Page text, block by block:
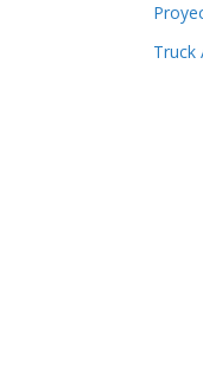
Truck